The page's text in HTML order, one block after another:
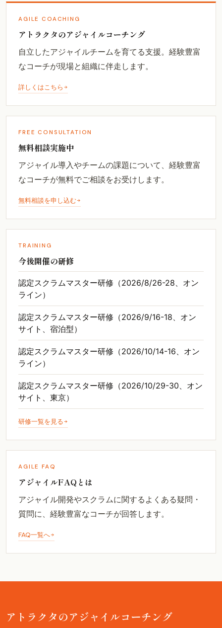
AGILE COACHING
アトラクタのアジャイルコーチング
自立したアジャイルチームを育てる支援。経験豊富
なコーチが現場と組織に伴走します。
詳しくはこちら
FREE CONSULTATION
無料相談実施中
アジャイル導入やチームの課題について、経験豊富
なコーチが無料でご相談をお受けします。
無料相談を申し込む
TRAINING
今後開催の研修
認定スクラムマスター研修（2026/8/26-28、オン
ライン）
認定スクラムマスター研修（2026/9/16-18、オン
サイト、宿泊型）
認定スクラムマスター研修（2026/10/14-16、オン
ライン）
認定スクラムマスター研修（2026/10/29-30、オン
サイト、東京）
研修一覧を見る
AGILE FAQ
アジャイルFAQとは
アジャイル開発やスクラムに関するよくある疑問・
質問に、経験豊富なコーチが回答します。
FAQ一覧へ
アトラクタのアジャイルコーチング